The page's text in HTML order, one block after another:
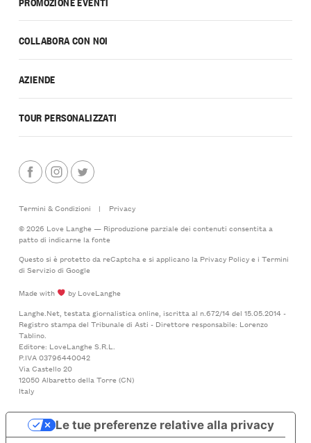
COLLABORA CON NOI
AZIENDE
TOUR PERSONALIZZATI
Termini & Condizioni |
Privacy
© 2026 Love Langhe — Riproduzione parziale dei contenuti consentita a
patto di indicarne la fonte
Questo si è protetto da reCaptcha e si applicano la Privacy Policye i Termini
di Serviziodi Google
Made with
by LoveLanghe
Langhe.Net, testata giornalistica online, iscritta al n.672/14 del 15.05.2014 -
Registro stampa del Tribunale di Asti - Direttore responsabile: Lorenzo
Tablino.
Editore: LoveLanghe S.R.L.
P.IVA 03796440042
Via Castello 20
12050 Albaretto della Torre (CN)
Italy
Le tue preferenze relative alla privacy